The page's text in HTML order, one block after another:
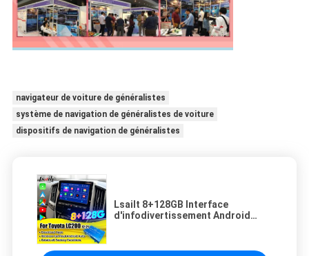
navigateur de voiture de généralistes
système de navigation de généralistes de voiture
dispositifs de navigation de généralistes
Lsailt 8+128GB Interface
d'infodivertissement Android
NetFlix, YouTube